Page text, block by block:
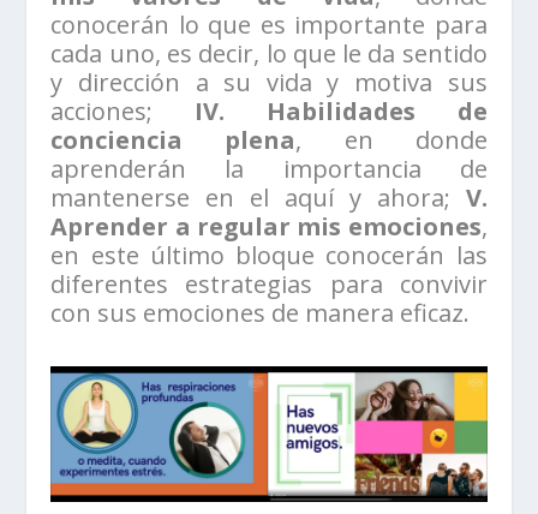
conocerán lo que es importante para
cada uno, es decir, lo que le da sentido
y dirección a su vida y motiva sus
acciones; IV. Habilidades de
conciencia plena, en donde
aprenderán la importancia de
mantenerse en el aquí y ahora; V.
Aprender a regular mis emociones,
en este último bloque conocerán las
diferentes estrategias para convivir
con sus emociones de manera eficaz.